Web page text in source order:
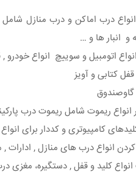
انواع درب اماکن و درب منازل
انبار ها و …
اتومبیل و سوییچ انواع خودرو
کتابی و آویز
گاوصندوق
ریموت شامل ریموت درب
کامپیوتری و کددار برای
انواع درب های منازل , ادارات ,
کلید و قفل , دستگیره، مغزی